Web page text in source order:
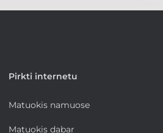
Pirkti internetu
Matuokis namuose
Matuokis dabar